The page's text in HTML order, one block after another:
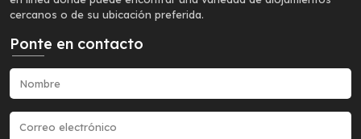
cercanos o de su ubicación preferida.
Ponte en contacto